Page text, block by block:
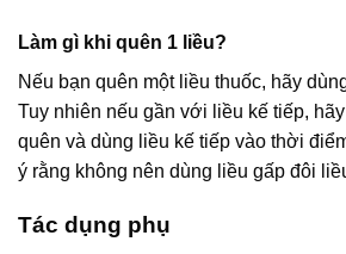
Làm gì khi quên 1 liều?
Nếu bạn quên một liều thuốc, hãy
Tuy nhiên nếu gần với liều kế tiếp,
quên và dùng liều kế tiếp vào thời
ý rằng không nên dùng liều gấp đôi
Tác dụng phụ